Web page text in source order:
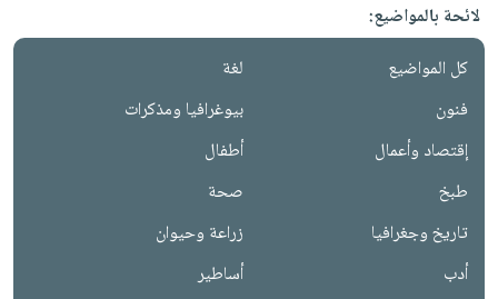
لائحة بالمواضيع:
كل المواضيع
لغة
فنون
بيوغرافيا ومذكرات
إقتصاد وأعمال
أطفال
طبخ
صحة
تاريخ وجغرافيا
زراعة وحيوان
أدب
أساطير